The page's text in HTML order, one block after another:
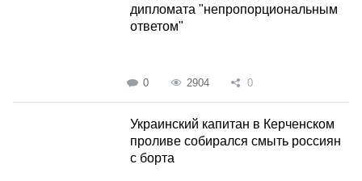
дипломата "непропорциональным
ответом"
0 2904 0
Украинский капитан в Керченском
проливе собирался смыть россиян
с борта